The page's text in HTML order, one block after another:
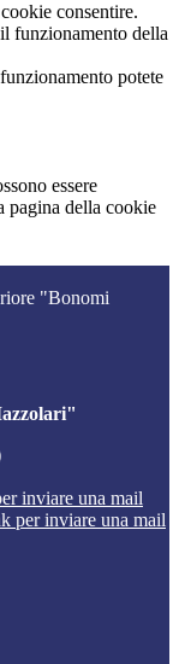
consentire.
funzionamento della
potete
essere
pagina della cookie
"Bonomi
inviare una mail
per inviare una mail